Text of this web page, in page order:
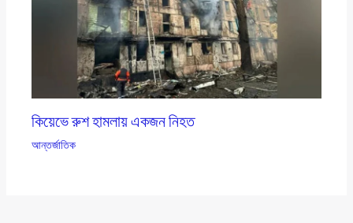
কিয়েভে রুশ হামলায় একজন নিহত
আন্তর্জাতিক